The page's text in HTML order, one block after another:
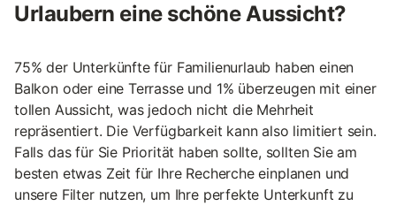
Urlaubern eine schöne Aussicht?
75% der Unterkünfte für Familienurlaub haben einen
Balkon oder eine Terrasse und 1% überzeugen mit einer
tollen Aussicht, was jedoch nicht die Mehrheit
repräsentiert. Die Verfügbarkeit kann also limitiert sein.
Falls das für Sie Priorität haben sollte, sollten Sie am
besten etwas Zeit für Ihre Recherche einplanen und
unsere Filter nutzen, um Ihre perfekte Unterkunft zu